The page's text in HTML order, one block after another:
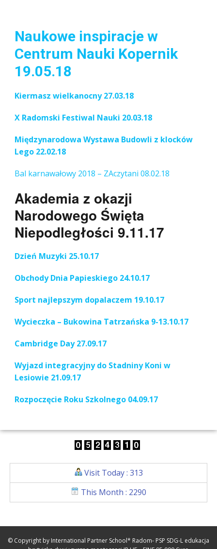
Naukowe inspiracje w
Centrum Nauki Kopernik
19.05.18
Kiermasz wielkanocny 27.03.18
X Radomski Festiwal Nauki 20.03.18
Międzynarodowa Wystawa Budowli z klocków
Lego 22.02.18
Bal karnawałowy 2018 – ZAczytani 08.02.18
Akademia z okazji
Narodowego Święta
Niepodległości 9.11.17
Dzień Muzyki 25.10.17
Obchody Dnia Papieskiego 24.10.17
Sport najlepszym dopalaczem 19.10.17
Wycieczka – Bukowina Tatrzańska 9-13.10.17
Cambridge Day 27.09.17
Wyjazd integracyjny do Stadniny Koni w
Lesiowie 21.09.17
Rozpoczęcie Roku Szkolnego 04.09.17
Visit Today : 313
This Month : 2290
© Copyright by International Partner School* Radom- PSP SDG-L edukacja